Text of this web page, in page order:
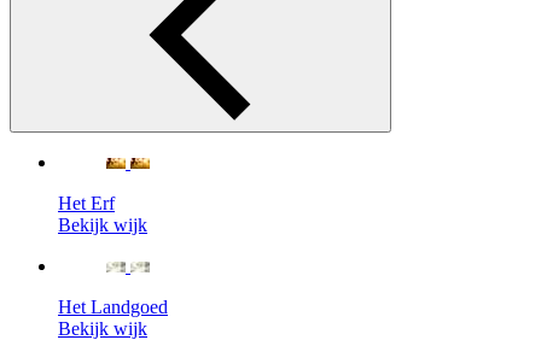
Het Erf
Bekijk wijk
Het Landgoed
Bekijk wijk